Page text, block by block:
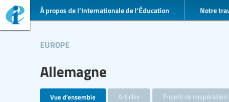
À propos de l’Internationale de l’Éducation Notre
Allemagne
europe
Vue d’ensemble Articles Projets de